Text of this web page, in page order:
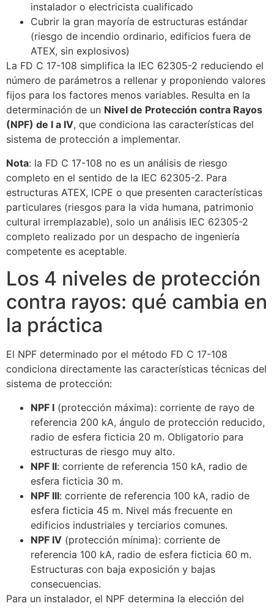
instalador o electricista cualificado
Cubrir la gran mayoría de estructuras estándar
(riesgo de incendio ordinario, edificios fuera de
ATEX, sin explosivos)
La FD C 17-108 simplifica la IEC 62305-2 reduciendo el
número de parámetros a rellenar y proponiendo valores
fijos para los factores menos variables. Resulta en la
determinación de un Nivel de Protección contra Rayos
(NPF) de I a IV, que condiciona las características del
sistema de protección a implementar.
Nota: la FD C 17-108 no es un análisis de riesgo
completo en el sentido de la IEC 62305-2. Para
estructuras ATEX, ICPE o que presenten características
particulares (riesgos para la vida humana, patrimonio
cultural irremplazable), solo un análisis IEC 62305-2
completo realizado por un despacho de ingeniería
competente es aceptable.
Los 4 niveles de protección
contra rayos: qué cambia en
la práctica
El NPF determinado por el método FD C 17-108
condiciona directamente las características técnicas del
sistema de protección:
NPF I (protección máxima): corriente de rayo de
referencia 200 kA, ángulo de protección reducido,
radio de esfera ficticia 20 m. Obligatorio para
estructuras de riesgo muy alto.
NPF II: corriente de referencia 150 kA, radio de
esfera ficticia 30 m.
NPF III: corriente de referencia 100 kA, radio de
esfera ficticia 45 m. Nivel más frecuente en
edificios industriales y terciarios comunes.
NPF IV (protección mínima): corriente de
referencia 100 kA, radio de esfera ficticia 60 m.
Estructuras con baja exposición y bajas
consecuencias.
Para un instalador, el NPF determina la elección del